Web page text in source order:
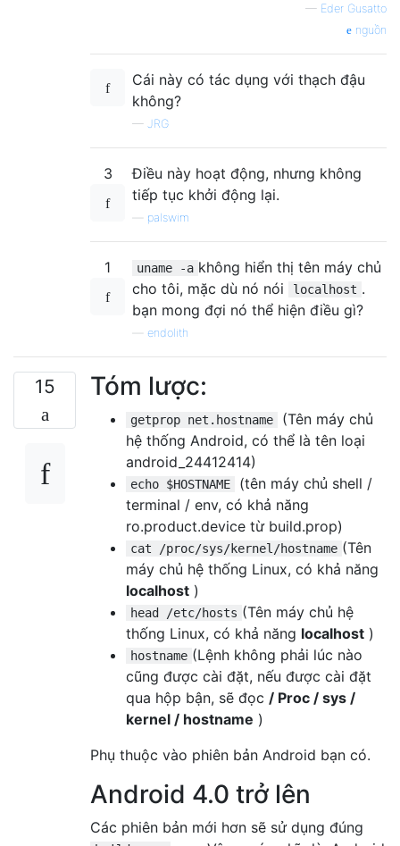
— Eder Gusatto
nguồn
Cái này có tác dụng với thạch đậu
không?
— JRG
3
Điều này hoạt động, nhưng không
tiếp tục khởi động lại.
palswim
1 uname -a không hiển thị tên máy chủ
cho tôi, mặc dù nó nói
localhost .
bạn mong đợi nó thể hiện điều gì?
endolith
15 Tóm lược:
getprop net.hostname
(Tên máy chủ
hệ thống Android, có thể là tên loại
android_24412414)
echo $HOSTNAME
(tên máy chủ shell /
terminal / env, có khả năng
ro.product.device từ build.prop)
cat /proc/sys/kernel/hostname (Tên
máy chủ hệ thống Linux, có khả năng
localhost )
head /etc/hosts (Tên máy chủ hệ
thống Linux, có khả năng localhost )
hostname (Lệnh không phải lúc nào
cũng được cài đặt, nếu được cài đặt
qua hộp bận, sẽ đọc / Proc / sys /
kernel / hostname )
Phụ thuộc vào phiên bản Android bạn có.
Android 4.0 trở lên
Các phiên bản mới hơn sẽ sử dụng đúng